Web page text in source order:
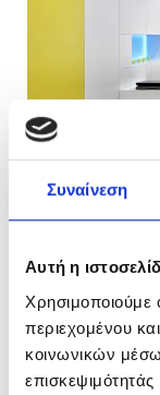
Συναίνεση
Αυτή η
Χρησιμοποιούμε
περιεχομένου
κοινωνικών